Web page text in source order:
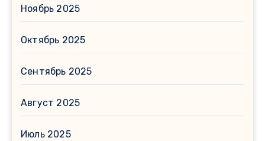
Ноябрь 2025
Октябрь 2025
Сентябрь 2025
Август 2025
Июль 2025